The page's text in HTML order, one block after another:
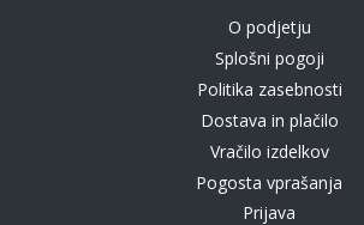
O podjetju
Splošni pogoji
Politika zasebnosti
Dostava in plačilo
Vračilo izdelkov
Pogosta vprašanja
Prijava